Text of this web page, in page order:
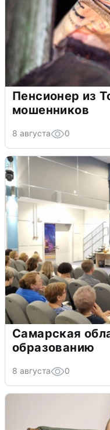
Пенсионер из
мошенников
8 августа 0
Самарская
образованию
8 августа 0